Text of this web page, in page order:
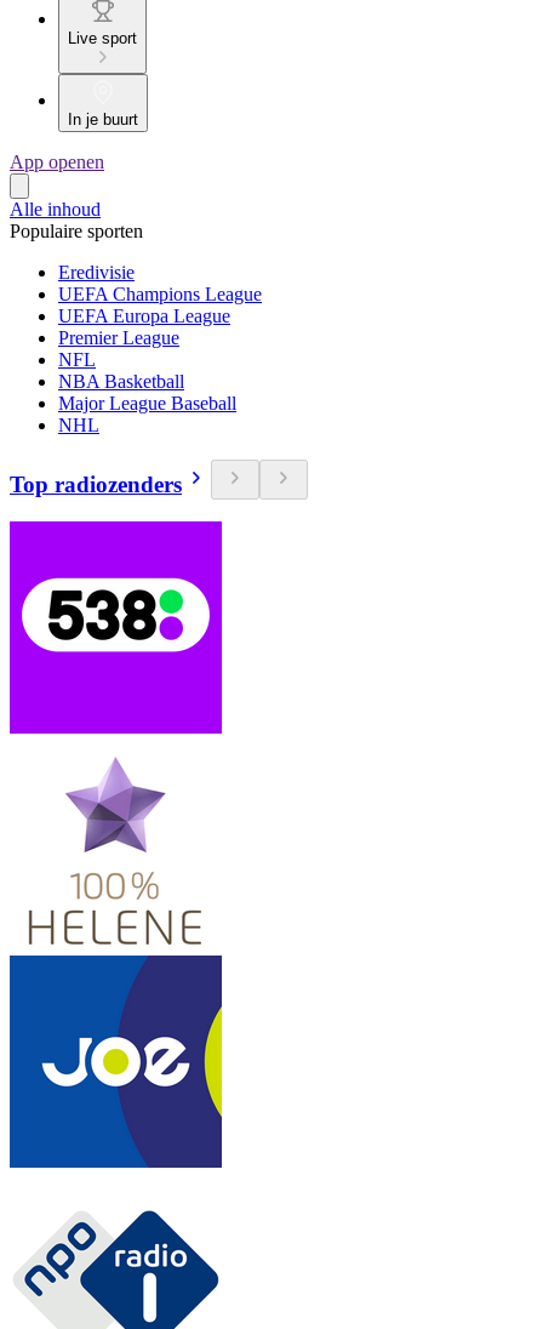
Live sport
In je buurt
App openen
Alle inhoud
Populaire sporten
Eredivisie
UEFA Champions League
UEFA Europa League
Premier League
NFL
NBA Basketball
Major League Baseball
NHL
Top radiozenders